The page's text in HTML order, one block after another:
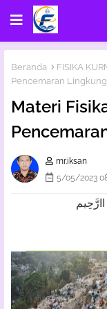
Beranda FISIKA
Pencemaran
Materi
mr.iksan
5/05/2023
اارَّحِيم